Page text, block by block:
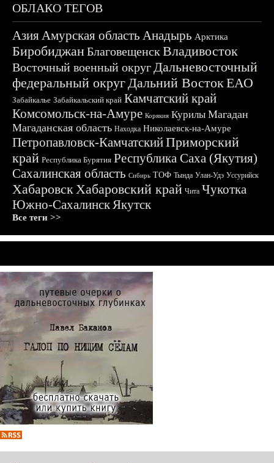
ОБЛАКО ТЕГОВ
АзияАмурская область Анадырь Арктика
БиробиджанБлаговещенскВладивосток
Восточный военный округДальневосточный
федеральный округДальний ВостокЕАО
Забайкалье Забайкальский край Камчатский край
Комсомольск-на-Амуре Корякия Курилы Магадан
Магаданская область Находка Николаевск-на-Амуре
Петропавловск-КамчатскийПриморский
край Республика Бурятия Республика Саха (Якутия)
Сахалинская область Сибирь ТОФ Тында Улан-Удэ Уссурийск
ХабаровскХабаровский край Чита Чукотка
Южно-СахалинскЯкутск
Все теги >>